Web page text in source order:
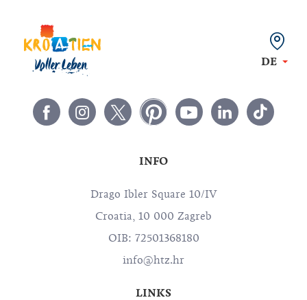
DE
INFO
Drago Ibler Square 10/IV
Croatia, 10 000 Zagreb
OIB: 72501368180
info@htz.hr
LINKS